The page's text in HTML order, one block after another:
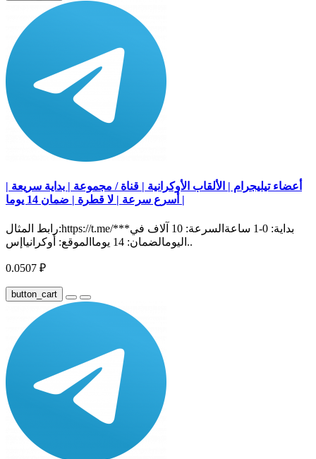
أعضاء تيليجرام | الألقاب الأوكرانية | قناة / مجموعة | بداية سريعة |
أسرع سرعة | لا قطرة | ضمان 14 يوما |
رابط المثال:https://t.me/***بداية: 0-1 ساعةالسرعة: 10 آلاف في
اليومالضمان: 14 يوماالموقع: أوكرانياإس..
0.0507 ₽
button_cart